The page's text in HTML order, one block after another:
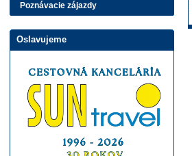
Poznávacie zájazdy
Oslavujeme